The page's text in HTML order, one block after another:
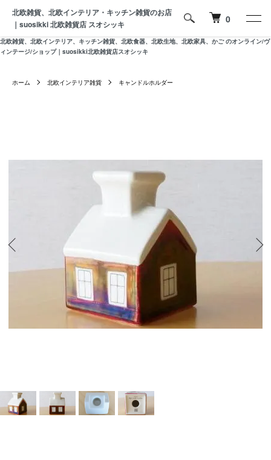
北欧雑貨、北欧インテリア、キッチン雑貨、北欧食器、北欧生地、北欧家具、かご のオンライン/ヴ
ィンテージ/ショップ｜suosikki北欧雑貨店スオシッキ
北欧雑貨、北欧インテリア・キッチン雑貨のお店
｜suosikki 北欧雑貨店 スオシッキ
0
ホーム 北欧インテリア雑貨 キャンドルホルダー